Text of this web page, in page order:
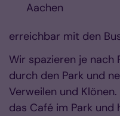
Aachen
erreichbar mit den
Wir spazieren je nach
durch den Park und
Verweilen und
das Café im Park und